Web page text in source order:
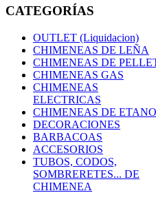
CATEGORÍAS
OUTLET (Liquidacion)
CHIMENEAS DE LEÑA
CHIMENEAS DE
CHIMENEAS GAS
CHIMENEAS
ELECTRICAS
CHIMENEAS DE
DECORACIONES
BARBACOAS
ACCESORIOS
TUBOS, CODOS,
SOMBRERETES... DE
CHIMENEA